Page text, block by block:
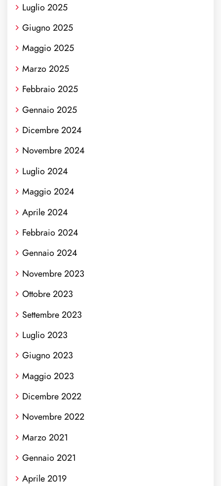
Luglio 2025
Giugno 2025
Maggio 2025
Marzo 2025
Febbraio 2025
Gennaio 2025
Dicembre 2024
Novembre 2024
Luglio 2024
Maggio 2024
Aprile 2024
Febbraio 2024
Gennaio 2024
Novembre 2023
Ottobre 2023
Settembre 2023
Luglio 2023
Giugno 2023
Maggio 2023
Dicembre 2022
Novembre 2022
Marzo 2021
Gennaio 2021
Aprile 2019